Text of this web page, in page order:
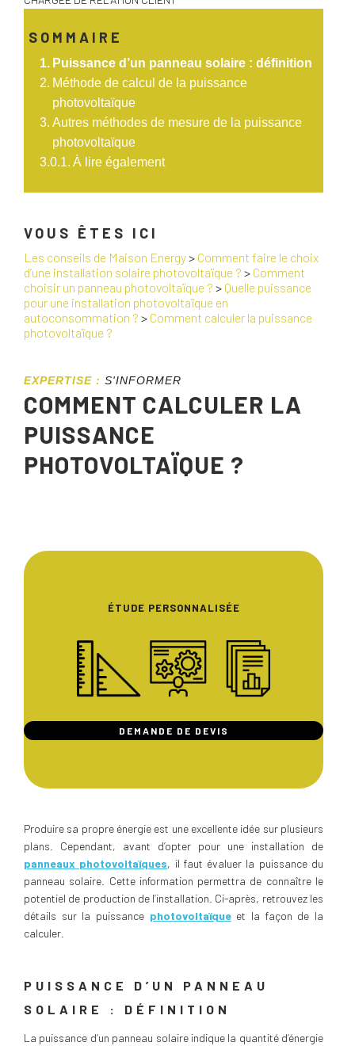
SOMMAIRE
Puissance d’un panneau solaire : définition
Méthode de calcul de la puissance
photovoltaïque
Autres méthodes de mesure de la puissance
photovoltaïque
À lire également
VOUS ÊTES ICI
Les conseils de Maison Energy> Comment faire le choix
d’une installation solaire photovoltaïque ? > Comment
choisir un panneau photovoltaïque ? > Quelle puissance
pour une installation photovoltaïque en
autoconsommation ? > Comment calculer la puissance
photovoltaïque ?
EXPERTISE : S'INFORMER
COMMENT CALCULER LA
PUISSANCE
PHOTOVOLTAÏQUE ?
ÉTUDE PERSONNALISÉE
DEMANDE DE DEVIS
Produire sa propre énergie est une excellente idée sur plusieurs
plans. Cependant, avant d’opter pour une installation de
panneaux photovoltaïques, il faut évaluer la puissance du
panneau solaire. Cette information permettra de connaître le
potentiel de production de l’installation. Ci-après, retrouvez les
détails sur la puissance photovoltaïqueet la façon de la
calculer.
PUISSANCE D’UN PANNEAU
SOLAIRE : DÉFINITION
La puissance d’un panneau solaire indique la quantité d’énergie